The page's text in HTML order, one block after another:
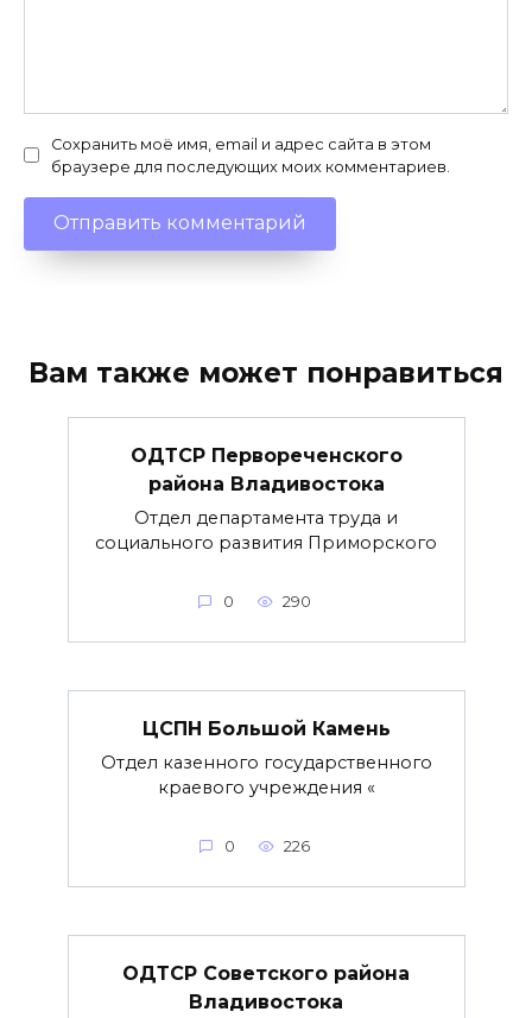
Сохранить моё имя, email и адрес сайта в этом
браузере для последующих моих комментариев.
Вам также может понравиться
ОДТСР Первореченского
района Владивостока
Отдел департамента труда и
социального развития Приморского
0 290
ЦСПН Большой Камень
Отдел казенного государственного
краевого учреждения «
0 226
ОДТСР Советского района
Владивостока